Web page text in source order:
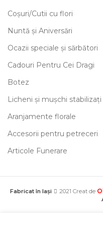
Coșuri/Cutii cu flori
Nuntă și Aniversări
Ocazii speciale și sărbători
Cadouri Pentru Cei Dragi
Botez
Licheni și mușchi stabilizați
Aranjamente florale
Accesorii pentru petreceri
Articole Funerare
Fabricat în Iași 2021 Creat de